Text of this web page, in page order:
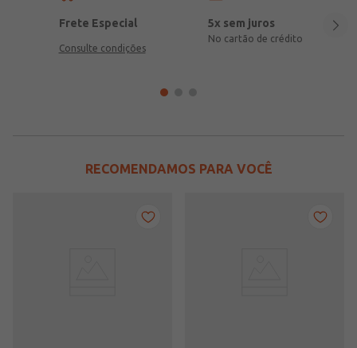
Frete Especial
Consulte condições
5x sem juros
No cartão de crédito
RECOMENDAMOS PARA VOCÊ